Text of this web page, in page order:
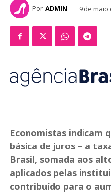
Por ADMIN 9 de maio
Economistas indicam
básica de juros – a
Brasil, somada aos
aplicados pelas
contribuído para o